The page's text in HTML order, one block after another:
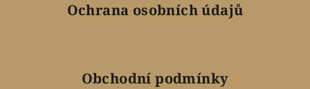
Ochrana osobních údajů
Obchodní podmínky